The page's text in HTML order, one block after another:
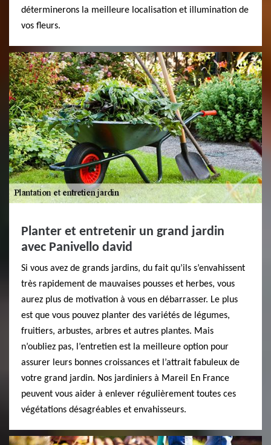
déterminerons la meilleure localisation et illumination de
vos fleurs.
Planter et entretenir un grand jardin
avec Panivello david
Si vous avez de grands jardins, du fait qu’ils s’envahissent
très rapidement de mauvaises pousses et herbes, vous
aurez plus de motivation à vous en débarrasser. Le plus
est que vous pouvez planter des variétés de légumes,
fruitiers, arbustes, arbres et autres plantes. Mais
n’oubliez pas, l’entretien est la meilleure option pour
assurer leurs bonnes croissances et l’attrait fabuleux de
votre grand jardin. Nos jardiniers à Mareil En France
peuvent vous aider à enlever régulièrement toutes ces
végétations désagréables et envahisseurs.